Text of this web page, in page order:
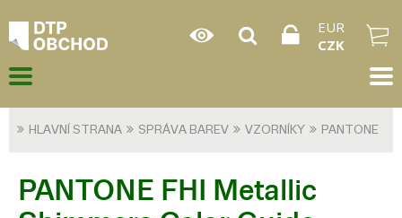
EUR
CZK
HLAVNÍ STRANA SPRÁVA BAREV VZORNÍKY PANTONE
PANTONE FHI Metallic